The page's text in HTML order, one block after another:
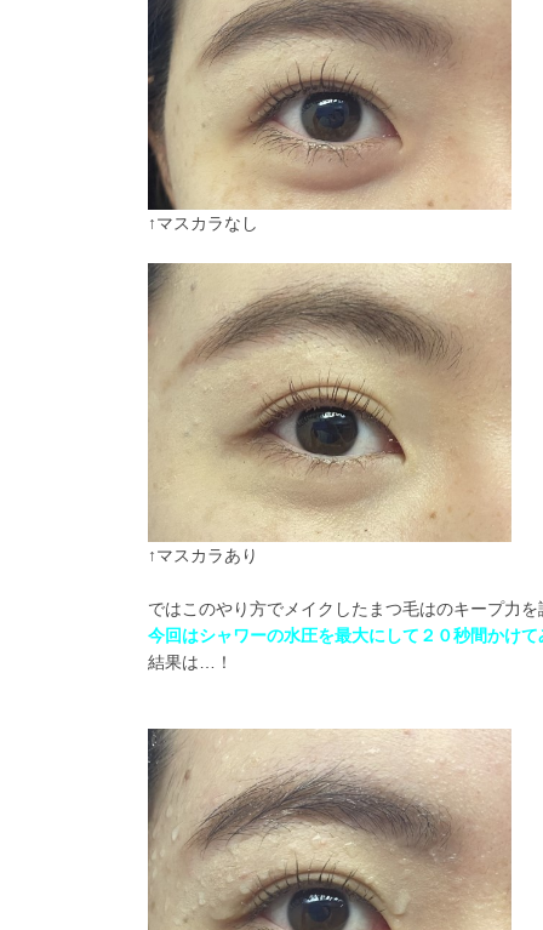
↑マスカラなし
↑マスカラあり
ではこのやり方でメイクしたまつ毛はのキープ力を
今回はシャワーの水圧を最大にして２０秒間かけて
結果は…！